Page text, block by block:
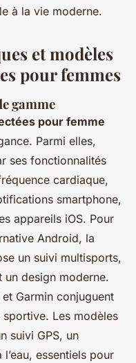
à la vie moderne.
et modèles
pour femmes
gamme
pour femme
Parmi elles,
ses fonctionnalités
cardiaque,
smartphone,
appareils iOS. Pour
Android, la
un suivi multisports,
un design moderne.
Garmin conjuguent
Les modèles
suivi GPS, un
essentiels pour